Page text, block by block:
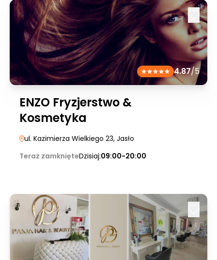
4.87/5
ENZO Fryzjerstwo &
Kosmetyka
ul. Kazimierza Wielkiego 23, Jasło
Teraz zamknięteDzisiaj:09:00-20:00